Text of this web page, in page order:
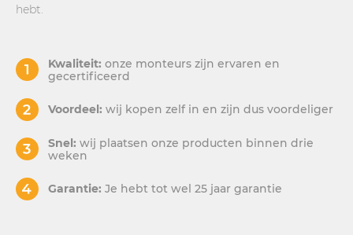
hebt.
Kwaliteit: onze monteurs zijn ervaren en
gecertificeerd
Voordeel: wij kopen zelf in en zijn dus voordeliger
Snel: wij plaatsen onze producten binnen drie
weken
Garantie: Je hebt tot wel 25 jaar garantie